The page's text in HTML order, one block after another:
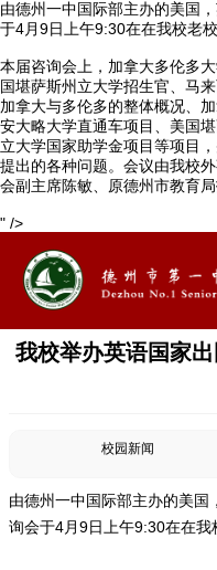
由德州一中国际部主办的美国
于4月9日上午9:30在在我校老
本届咨询会上，加拿大多伦多
国堪萨斯州立大学招生官、马
加拿大与多伦多的整体概况、
安大略大学直通车项目、美国
立大学国家助学金项目等项目
提出的各种问题。会议由我校
会副主席陈敏、原德州市教育
" />
我校举办英语国家
校园新闻
由德州一中国际部主办的美
询会于4月9日上午9:30在在我
 首页
 学校概况
 信息公开
 教学教研
 最新公告
科学技术实验校